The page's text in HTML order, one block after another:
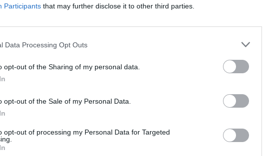
Participants that may further disclose it to other third parties.
Data Processing Opt Outs
opt-out of the Sharing of my personal data.
opt-out of the Sale of my Personal Data.
opt-out of processing my Personal Data for Targeted
lanche».
tarde.